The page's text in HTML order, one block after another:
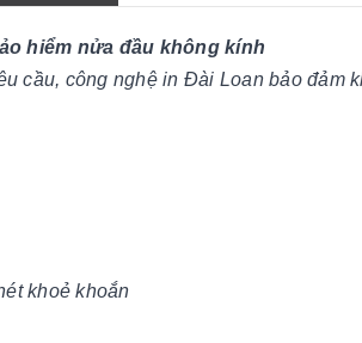
hiểm nửa đầu không kính
cầu, công nghệ in Đài Loan bảo đảm
khoẻ khoắn